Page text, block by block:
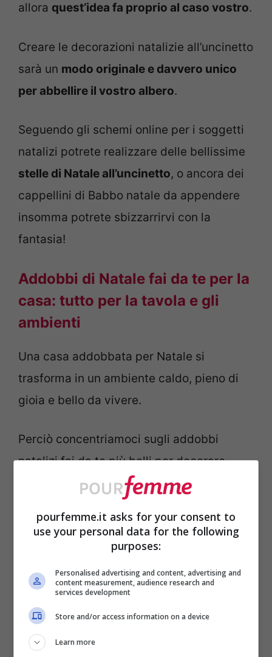
allora quest’idea fa proprio al caso vostro.
Creare le decorazioni natalizie all’uncinetto
sarà un modo originale e davvero unico
per abbellire il vostro albero.
Seguendo gli schemi online per i soggetti
natalizi potrete realizzare delle bellissime
stelle di Natale all’uncinetto, o ancora dei
cappellini di Babbo natale da appendere
insomma potrete sbizzarrirvi con la
fantasia!
Addobbi di Natale fai da te per la
casa: tutto per la tavola e gli
ambienti
Una casa addobbata per Natale si
trasforma in un ambiente caldo, pieno di
gioia e bello da vivere.
Perciò concentriamoci sugli addobbi
natalizi fai da te più belli per decorare
l’intera casa, latavola di Natalee
Origami natalizi: perfetti per
addobbare la tavola
pourfemme.it asks for your consent to
use your personal data for the following
purposes:
Personalised advertising and content, advertising and
content measurement, audience research and
services development
Store and/or access information on a device
Learn more